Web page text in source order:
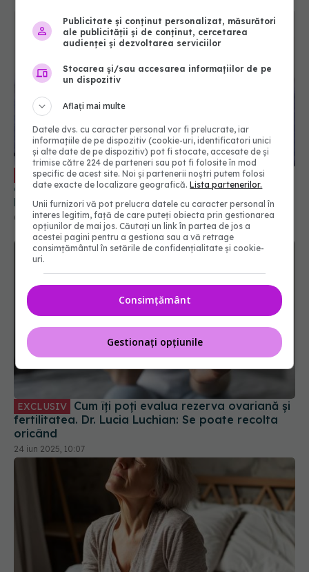
EXCLUSIV Problema alarmantă de sănătate a
adolescentelor. Dr. Ciprian Cristescu: Nici măcar
buletin nu au
06 iun 2024, 23:47
EXCLUSIV
fertilitatea. Dr. Lucia Luchian: Se poate recolta
oricând
24 iun 2025, 10:07
Publicitate și conținut personalizat, măsurători
ale publicității și de conținut, cercetarea
audienței și dezvoltarea serviciilor
Stocarea și/sau accesarea informațiilor de pe
un dispozitiv
Aflați mai multe
Datele dvs. cu caracter personal vor fi prelucrate, iar
informațiile de pe dispozitiv (cookie-uri, identificatori unici
și alte date de pe dispozitiv) pot fi stocate, accesate de și
trimise către 224 de parteneri sau pot fi folosite în mod
specific de acest site. Noi și partenerii noștri putem folosi
date exacte de localizare geografică.Lista partenerilor.
Unii furnizori vă pot prelucra datele cu caracter personal în
interes legitim, față de care puteți obiecta prin gestionarea
opțiunilor de mai jos. Căutați un link în partea de jos a
acestei pagini pentru a gestiona sau a vă retrage
consimțământul în setările de confidențialitate și cookie-
uri.
Consimțământ
Gestionați opțiunile